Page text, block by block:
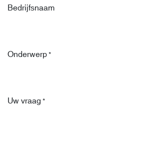
Bedrijfsnaam
Onderwerp*
Uw vraag *